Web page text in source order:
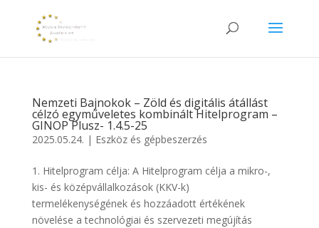
Nemzeti Bajnokok – Zöld és digitális átállást
célzó egyműveletes kombinált Hitelprogram –
GINOP Plusz- 1.4.5-25
2025.05.24. | Eszköz és gépbeszerzés
1. Hitelprogram célja: A Hitelprogram célja a mikro-,
kis- és középvállalkozások (KKV-k)
termelékenységének és hozzáadott értékének
növelése a technológiai és szervezeti megújítás